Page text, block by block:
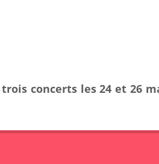
concerts les 24 et 26